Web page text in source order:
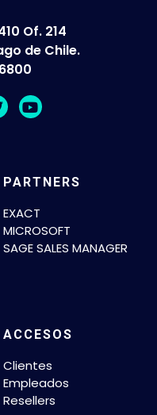
Of. 214
de Chile.
PARTNERS
EXACT
MICROSOFT
SAGE SALES MANAGER
ACCESOS
Clientes
Empleados
Resellers